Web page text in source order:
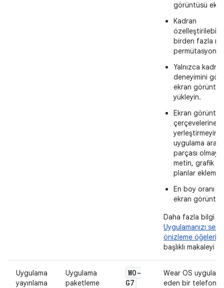
görüntüsü
Kadran
birden fazla
permütasyon
Yalnızca kadran
deneyimini
ekran
yükleyin.
Ekran
çerçevelerine
yerleştirmeyin
uygulama
parçası
metin, grafik
planlar
En boy oranı
ekran
Daha fazla bilgi
Uygulamanızı
önizleme öğeleri
başlıklı makaleyi
Uygulama
yayınlama
Uygulama
paketleme
WO-
G7
Wear OS
eden bir telefon